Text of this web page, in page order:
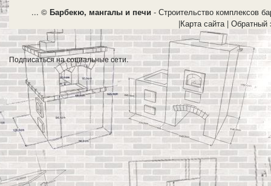
... © Барбекю, мангалы и печи - Строительство комплексов
|Карта сайта| Обратный
Подписаться на социальные сети.